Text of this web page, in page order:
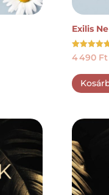
Exilis
Értékelés:
5.00
4 490 Ft